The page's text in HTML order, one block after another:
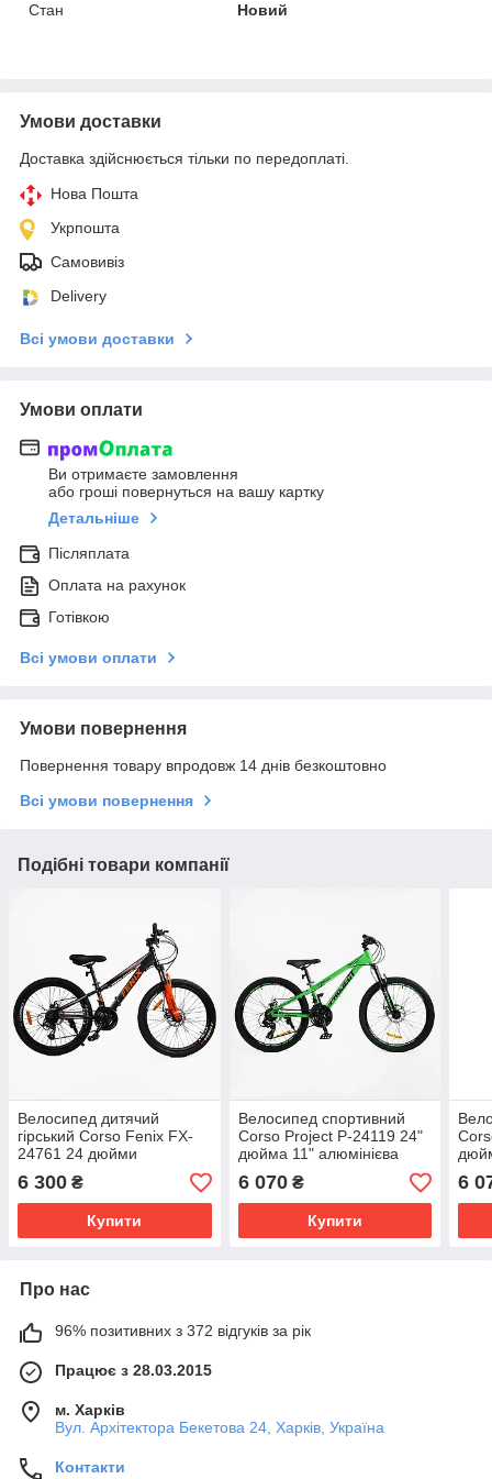
Стан
Новий
Умови доставки
Доставка здійснюється тільки по передоплаті.
Нова Пошта
Укрпошта
Самовивіз
Delivery
Всі умови доставки
Умови оплати
Ви отримаєте замовлення
або гроші повернуться на вашу картку
Детальніше
Післяплата
Оплата на рахунок
Готівкою
Всі умови оплати
Умови повернення
Повернення товару впродовж 14 днів безкоштовно
Всі умови повернення
Подібні товари компанії
Велосипед дитячий
гірський Corso Fenix FX-
24761 24 дюйми
алюмінієва рама 11
дюймів 21 швидкість
дискові гальма
6 300 ₴
Купити
Велосипед спортивний
Corso Project P-24119 24"
дюйма 11" алюмінієва
рама 21 швидкість
6 070₴
Купити
6
Про нас
96% позитивних з 372 відгуків за рік
Працює з 28.03.2015
м. Харків
Вул. Архітектора Бекетова 24, Харків, Україна
Контакти